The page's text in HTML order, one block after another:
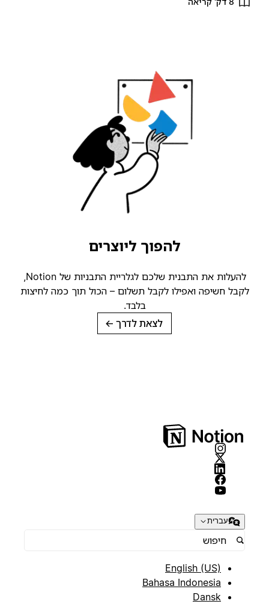
להפוך ליוצרים
להעלות את התבנית שלכם לגלריית התבניות של Notion,
לקבל חשיפה ואפילו לקבל תשלום – הכול תוך כמה לחיצות
בלבד.
לצאת לדרך→
עברית
English (US)
Bahasa Indonesia
Dansk